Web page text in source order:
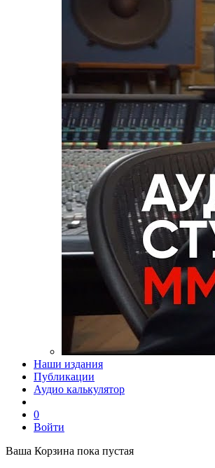
Наши издания
Публикации
Аудио калькулятор
0
Войти
Ваша Корзина пока пустая